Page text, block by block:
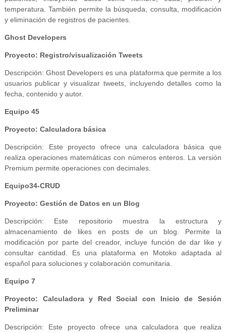
temperatura. También permite la búsqueda, consulta, modificación
y eliminación de registros de pacientes.
Ghost Developers
Proyecto: Registro/visualización Tweets
Descripción: Ghost Developers es una plataforma que permite a los
usuarios publicar y visualizar tweets, incluyendo detalles como la
fecha, contenido y autor.
Equipo 45
Proyecto: Calculadora básica
Descripción: Este proyecto ofrece una calculadora básica que
realiza operaciones matemáticas con números enteros. La versión
Premium permite operaciones con decimales.
Equipo34-CRUD
Proyecto: Gestión de Datos en un Blog
Descripción: Este repositorio muestra la estructura y
almacenamiento de likes en posts de un blog. Permite la
modificación por parte del creador, incluye función de dar like y
consultar cantidad. Es una plataforma en Motoko adaptada al
español para soluciones y colaboración comunitaria.
Equipo 7
Proyecto: Calculadora y Red Social con Inicio de Sesión
Preliminar
Descripción: Este proyecto ofrece una calculadora que realiza